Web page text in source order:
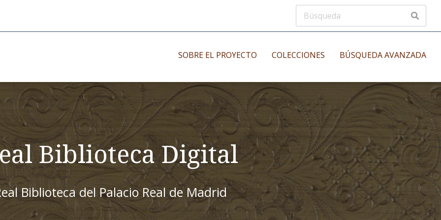
SOBRE EL PROYECTO COLECCIONES
Impresos antiguos
Impresos modernos
Impresos menores
Manuscritos musicales
Incunables
BÚSQUEDA AVANZADA
Biblioteca Digital
Biblioteca del Palacio Real de Madrid